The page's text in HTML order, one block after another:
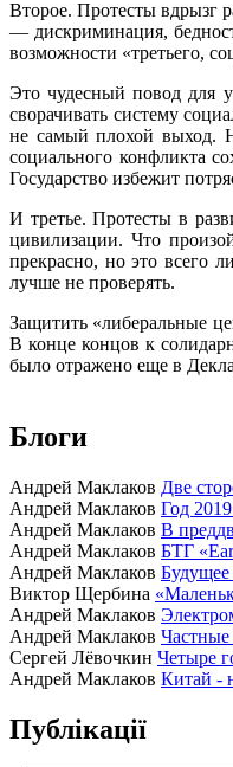
Второе. Протесты вдрызг
— дискриминация,
возможности «третьего,
Это чудесный повод для
сворачивать систему
не самый плохой выход.
социального конфликта
Государство избежит
И третье. Протесты в
цивилизации. Что
прекрасно, но это всего
лучше не проверять.
Защитить «либеральные
В конце концов к
было отражено еще в
Блоги
Андрей Маклаков Две
Андрей Маклаков Год
Андрей Маклаков В
Андрей Маклаков БТГ
Андрей Маклаков Будущее
Виктор Щербина
Андрей Маклаков
Андрей Маклаков
Сергей Лёвочкин Четыре
Андрей Маклаков Китай -
Публікації